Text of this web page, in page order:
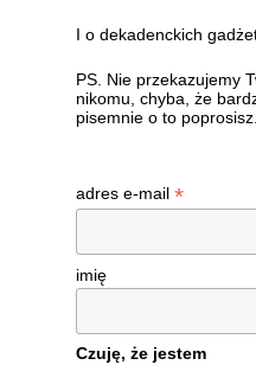
I o dekadenckich
PS. Nie przekazujemy
nikomu, chyba, że
pisemnie o to poprosisz.
adres e-mail *
imię
Czuję, że jestem